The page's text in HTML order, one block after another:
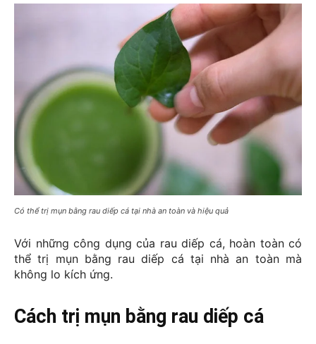
Có thể trị mụn bằng rau diếp cá tại nhà an toàn và hiệu quả
Với những công dụng của rau diếp cá, hoàn toàn có
thể trị mụn bằng rau diếp cá tại nhà an toàn mà
không lo kích ứng.
Cách trị mụn bằng rau diếp cá